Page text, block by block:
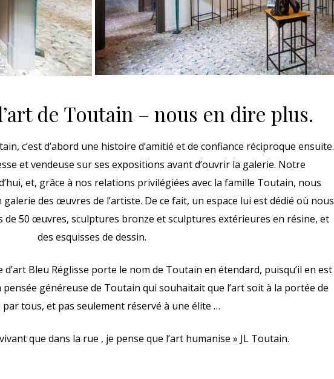
de Toutain – nous en dire plus.
c’est d’abord une histoire d’amitié et de confiance réciproque ensuite.
et vendeuse sur ses expositions avant d’ouvrir la galerie. Notre
et, grâce à nos relations privilégiées avec la famille Toutain, nous
galerie des œuvres de l’artiste. De ce fait, un espace lui est dédié où nous
de 50 œuvres, sculptures bronze et sculptures extérieures en résine, et
des esquisses de dessin.
Bleu Réglisse porte le nom de Toutain en étendard, puisqu’il en est
généreuse de Toutain qui souhaitait que l’art soit à la portée de
par tous, et pas seulement réservé à une élite …
que dans la rue , je pense que l’art humanise » JL Toutain.